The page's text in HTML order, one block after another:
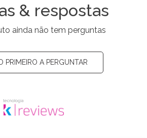
& respostas
ainda não tem perguntas
PRIMEIRO A PERGUNTAR